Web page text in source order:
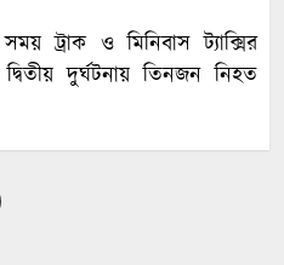
ট্রাক ও মিনিবাস ট্যাক্সির
দুর্ঘটনায় তিনজন নিহত